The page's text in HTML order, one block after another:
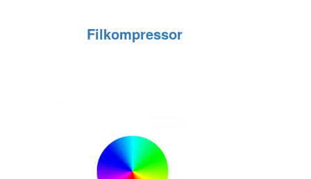
Filkompressor